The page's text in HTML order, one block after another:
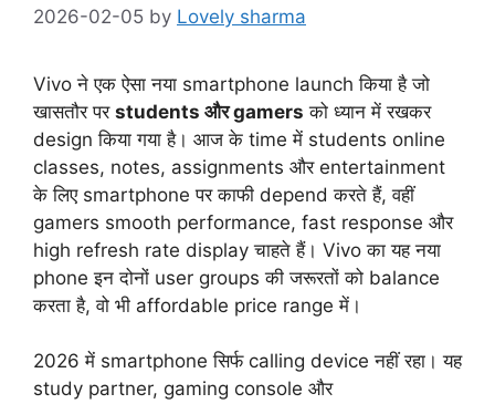
2026-02-05 by Lovely sharma
Vivo ने एक ऐसा नया smartphone launch किया है जो
खासतौर पर students और gamers को ध्यान में रखकर
design किया गया है। आज के time में students online
classes, notes, assignments और entertainment
के लिए smartphone पर काफी depend करते हैं, वहीं
gamers smooth performance, fast response और
high refresh rate display चाहते हैं। Vivo का यह नया
phone इन दोनों user groups की जरूरतों को balance
करता है, वो भी affordable price range में।
2026 में smartphone सिर्फ calling device नहीं रहा। यह
study partner, gaming console और